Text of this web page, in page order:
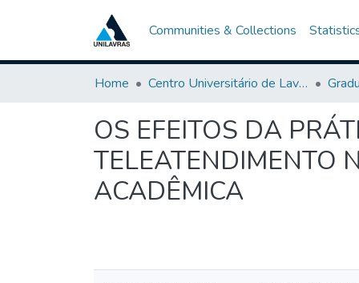
Communities & Collections
Home Centro Universitário de Lavras-UNILAVRAS
OS EFEITOS DA
TELEATENDIMENTO
ACADÊMICA